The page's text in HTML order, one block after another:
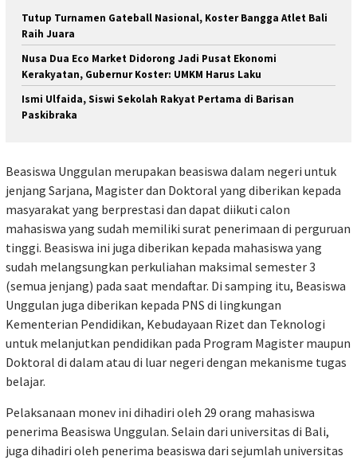
Tutup Turnamen Gateball Nasional, Koster Bangga Atlet Bali
Raih Juara
Nusa Dua Eco Market Didorong Jadi Pusat Ekonomi
Kerakyatan, Gubernur Koster: UMKM Harus Laku
Ismi Ulfaida, Siswi Sekolah Rakyat Pertama di Barisan
Paskibraka
Beasiswa Unggulan merupakan beasiswa dalam negeri untuk
jenjang Sarjana, Magister dan Doktoral yang diberikan kepada
masyarakat yang berprestasi dan dapat diikuti calon
mahasiswa yang sudah memiliki surat penerimaan di perguruan
tinggi. Beasiswa ini juga diberikan kepada mahasiswa yang
sudah melangsungkan perkuliahan maksimal semester 3
(semua jenjang) pada saat mendaftar. Di samping itu, Beasiswa
Unggulan juga diberikan kepada PNS di lingkungan
Kementerian Pendidikan, Kebudayaan Rizet dan Teknologi
untuk melanjutkan pendidikan pada Program Magister maupun
Doktoral di dalam atau di luar negeri dengan mekanisme tugas
belajar.
Pelaksanaan monev ini dihadiri oleh 29 orang mahasiswa
penerima Beasiswa Unggulan. Selain dari universitas di Bali,
juga dihadiri oleh penerima beasiswa dari sejumlah universitas